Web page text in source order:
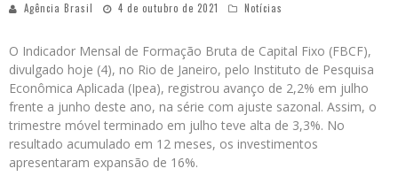
Agência Brasil 4 de outubro de 2021 Notícias
O Indicador Mensal de Formação Bruta de Capital Fixo (FBCF),
divulgado hoje (4), no Rio de Janeiro, pelo Instituto de Pesquisa
Econômica Aplicada (Ipea), registrou avanço de 2,2% em julho
frente a junho deste ano, na série com ajuste sazonal. Assim, o
trimestre móvel terminado em julho teve alta de 3,3%. No
resultado acumulado em 12 meses, os investimentos
apresentaram expansão de 16%.